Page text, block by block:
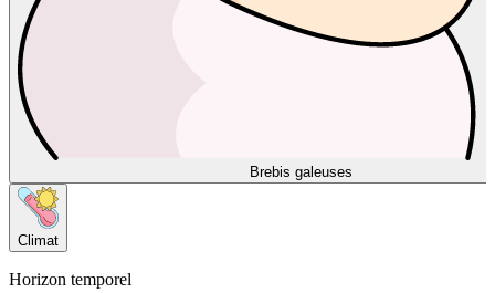
Brebis galeuses
Climat
Horizon temporel